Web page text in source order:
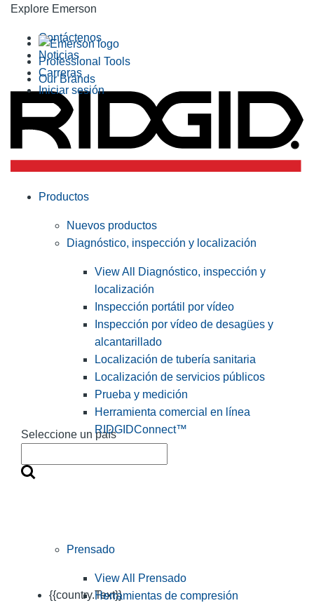
Explore Emerson
Professional Tools
Our Brands
Contáctenos
Noticias
Carreras
Iniciar sesión
Seleccione un país
{{country.Text}}
Productos
Nuevos productos
Diagnóstico, inspección y localización
View All Diagnóstico, inspección y
localización
Inspección portátil por vídeo
Inspección por vídeo de desagües y
alcantarillado
Localización de tubería sanitaria
Localización de servicios públicos
Prueba y medición
Herramienta comercial en línea
RIDGIDConnect™
Prensado
View All Prensado
Herramientas de compresión